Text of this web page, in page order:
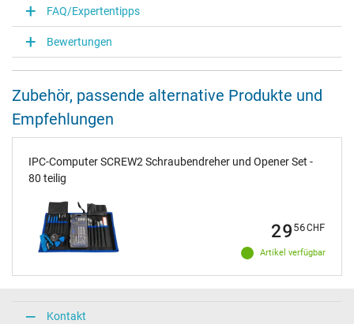
FAQ/Expertentipps
Bewertungen
Zubehör, passende alternative Produkte und
Empfehlungen
IPC-Computer SCREW2 Schraubendreher und Opener Set -
80 teilig
Artikel verfügbar
2956CHF
Kontakt